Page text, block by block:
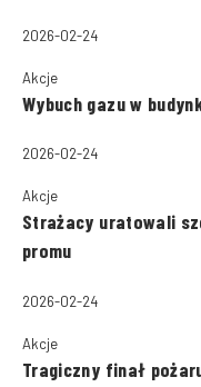
2026-02-24
Akcje
Wybuch gazu w
2026-02-24
Akcje
Strażacy uratowali
promu
2026-02-24
Akcje
Tragiczny finał